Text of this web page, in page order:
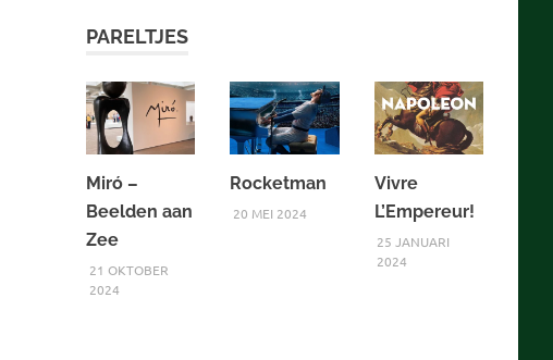
PARELTJES
Miró –
Beelden aan
Zee
21 OKTOBER
2024
Rocketman
20 MEI 2024
Vivre
L’Empereur!
25 JANUARI
2024